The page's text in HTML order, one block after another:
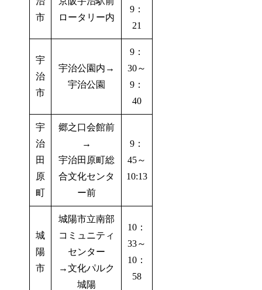
市
ロータリー内
9：
21
宇
治
市
宇治公園内→
宇治公園
9：
30～
9：
40
宇
治
田
原
町
郷之口会館前
→
宇治田原町総
合文化センタ
ー前
9：
45～
10:13
城
陽
市
城陽市立南部
コミュニティ
センター
→文化パルク
城陽
10：
33～
10：
58